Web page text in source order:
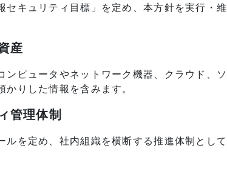
セキュリティ目標」を定め、本方針を実行・
産
ンピュータやネットワーク機器、クラウド
りした情報を含みます。
管理体制
ルを定め、社内組織を横断する推進体制とし